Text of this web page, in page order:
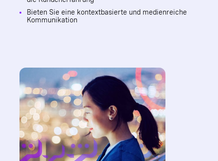
Bieten Sie eine kontextbasierte und medienreiche
Kommunikation